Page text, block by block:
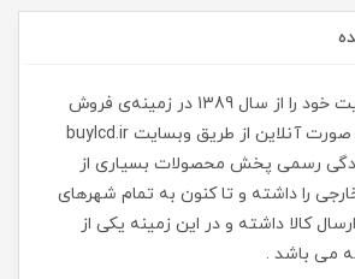
پارسا کامپیوتر فعالیت خود را از سال 1389 در زمینه‌ی فروش
قطعات کامپیوتر به صورت آنلاین از طریق وبسایت buylcd.ir
رسمی پخش محصولات بسیاری از
را داشته و تا کنون به تمام شهرهای
کالا داشته و در این زمینه یکی از
می باشد .